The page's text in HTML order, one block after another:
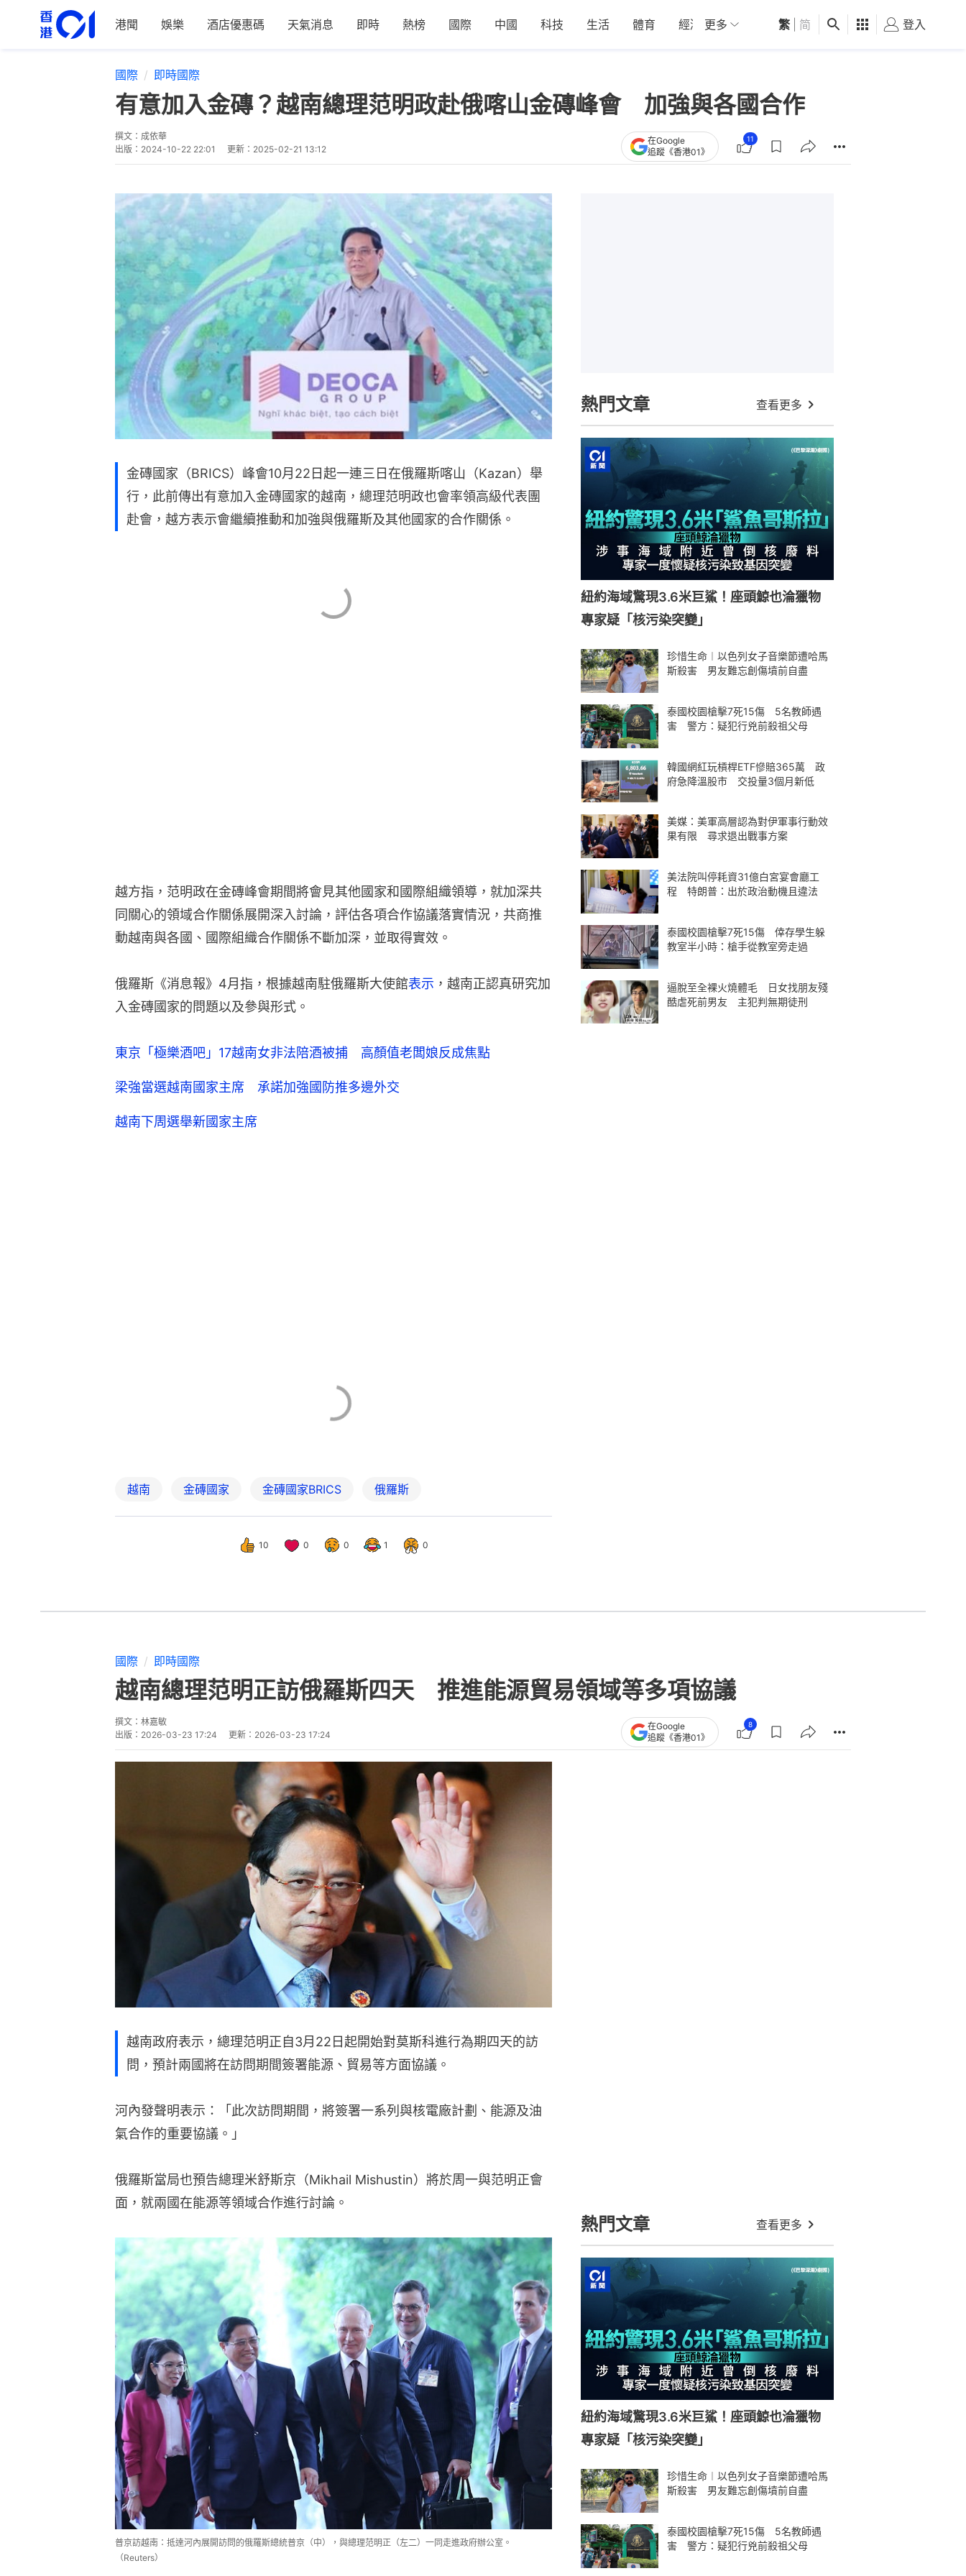
港聞 娛樂 酒店優惠碼 天氣消息 即時 熱榜 國際 中國 科技 生活 體育 經濟 01深圳 觀點 健康 好食玩飛
更多 繁 简 登入
國際 即時國際
有意加入金磚？越南總理范明政赴俄喀山金磚峰會 加強與各國合作
撰文： 成依華
出版： 2024-10-22 22:01 更新： 2025-02-21 13:12
在Google
追蹤《香港01》
11
金磚國家（BRICS）峰會10月22日起一連三日在俄羅斯喀山（Kazan）舉
行，此前傳出有意加入金磚國家的越南，總理范明政也會率領高級代表團
赴會，越方表示會繼續推動和加強與俄羅斯及其他國家的合作關係。
越方指，范明政在金磚峰會期間將會見其他國家和國際組織領導，就加深共
同關心的領域合作關係展開深入討論，評估各項合作協議落實情況，共商推
動越南與各國、國際組織合作關係不斷加深，並取得實效。
俄羅斯《消息報》4月指，根據越南駐俄羅斯大使館表示 ，越南正認真研究加
入金磚國家的問題以及參與形式。
東京「極樂酒吧」17越南女非法陪酒被捕 高顏值老闆娘反成焦點
梁強當選越南國家主席 承諾加強國防推多邊外交
越南下周選舉新國家主席
越南 金磚國家 金磚國家BRICS 俄羅斯
10 0 0 1 0
熱門文章 查看更多
紐約海域驚現3.6米巨鯊！座頭鯨也淪獵物
專家疑「核污染突變」
珍惜生命︱以色列女子音樂節遭哈馬
斯殺害 男友難忘創傷墳前自盡
泰國校園槍擊7死15傷 5名教師遇
害 警方：疑犯行兇前殺祖父母
韓國網紅玩槓桿ETF慘賠365萬 政
府急降溫股市 交投量3個月新低
美媒：美軍高層認為對伊軍事行動效
果有限 尋求退出戰事方案
美法院叫停耗資31億白宮宴會廳工
程 特朗普：出於政治動機且違法
泰國校園槍擊7死15傷 倖存學生躲
教室半小時：槍手從教室旁走過
逼脫至全裸火燒體毛 日女找朋友殘
酷虐死前男友 主犯判無期徒刑
國際 即時國際
越南總理范明正訪俄羅斯四天 推進能源貿易領域等多項協議
撰文： 林嘉敏
出版： 2026-03-23 17:24 更新： 2026-03-23 17:24
在Google
追蹤《香港01》
8
越南政府表示，總理范明正自3月22日起開始對莫斯科進行為期四天的訪
問，預計兩國將在訪問期間簽署能源、貿易等方面協議。
河內發聲明表示：「此次訪問期間，將簽署一系列與核電廠計劃、能源及油
氣合作的重要協議。」
俄羅斯當局也預告總理米舒斯京（Mikhail Mishustin）將於周一與范明正會
面，就兩國在能源等領域合作進行討論。
普京訪越南：抵達河內展開訪問的俄羅斯總統普京（中），與總理范明正（左二）一同走進政府辦公室。
（Reuters）
熱門文章 查看更多
紐約海域驚現3.6米巨鯊！座頭鯨也淪獵物
專家疑「核污染突變」
珍惜生命︱以色列女子音樂節遭哈馬
斯殺害 男友難忘創傷墳前自盡
泰國校園槍擊7死15傷 5名教師遇
害 警方：疑犯行兇前殺祖父母